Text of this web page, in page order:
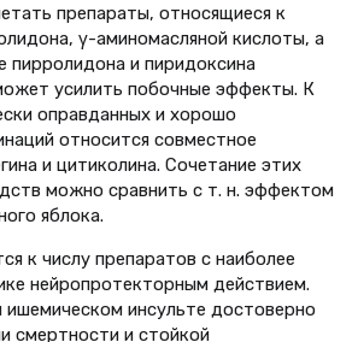
препараты, относящиеся к
γ-аминомасляной кислоты, а
пирролидона и пиридоксина
усилить побочные эффекты. К
оправданных и хорошо
относится совместное
и цитиколина. Сочетание этих
можно сравнить с т. н. эффектом
яблока.
к числу препаратов с наиболее
нейропротекторным действием.
ишемическом инсульте достоверно
смертности и стойкой